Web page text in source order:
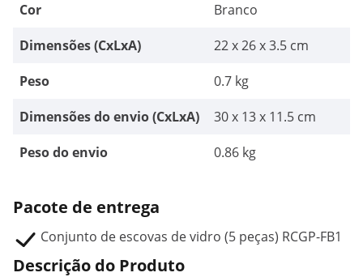
Cor
Branco
Dimensões (CxLxA)
22 x 26 x 3.5 cm
Peso
0.7 kg
Dimensões do envio (CxLxA)
30 x 13 x 11.5 cm
Peso do envio
0.86 kg
Pacote de entrega
Conjunto de escovas de vidro (5 peças) RCGP-FB1
Descrição do Produto